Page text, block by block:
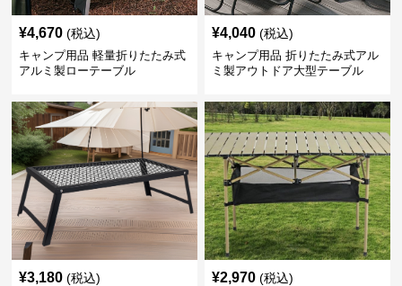
¥4,670 (税込)
キャンプ用品 軽量折りたたみ式
アルミ製ローテーブル
¥4,040 (税込)
キャンプ用品 折りたたみ式アル
ミ製アウトドア大型テーブル
¥3,180 (税込) ¥2,970 (税込)